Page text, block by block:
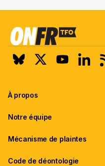
À propos
Notre équipe
Mécanisme de plaintes
Code de déontologie